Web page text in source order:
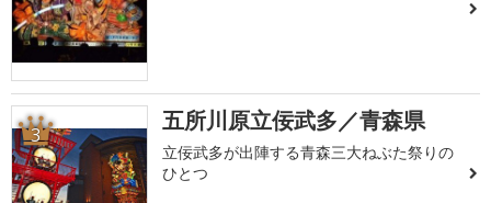
3 五所川原立佞武多／青森県
立佞武多が出陣する青森三大ねぶた祭りの
ひとつ